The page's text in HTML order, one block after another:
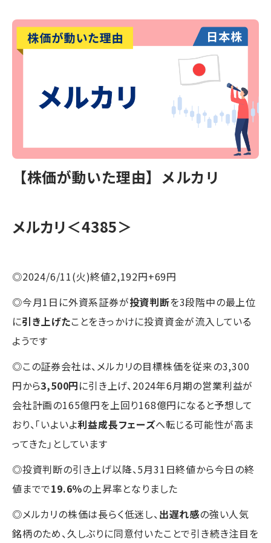
【株価が動いた理由】メルカリ
メルカリ＜4385＞
◎2024/6/11(火)終値2,192円+69円
◎今月1日に外資系証券が投資判断を3段階中の最上位
に引き上げたことをきっかけに投資資金が流入している
ようです
◎この証券会社は、メルカリの目標株価を従来の3,300
円から3,500円に引き上げ、2024年6月期の営業利益が
会社計画の165億円を上回り168億円になると予想して
おり、「いよいよ利益成長フェーズへ転じる可能性が高ま
ってきた」としています
◎投資判断の引き上げ以降、5月31日終値から今日の終
値までで19.6％の上昇率となりました
◎メルカリの株価は長らく低迷し、 出遅れ感の強い人気
銘柄のため、久しぶりに同意付いたことで引き続き注目を